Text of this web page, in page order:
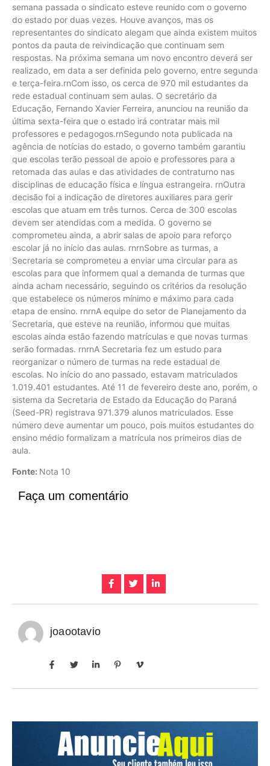
semana passada o sindicato esteve reunido com o governo
do estado por duas vezes. Houve avanços, mas os
representantes do sindicato alegam que ainda existem muitos
pontos da pauta de reivindicação que continuam sem
respostas. Na próxima semana um novo encontro deverá ser
realizado, em data a ser definida pelo governo, entre segunda
e terça-feira.rnCom isso, os cerca de 970 mil estudantes da
rede estadual continuam sem aulas. O secretário da
Educação, Fernando Xavier Ferreira, anunciou na reunião da
última sexta-feira que o estado irá contratar mais mil
professores e pedagogos.rnSegundo nota publicada na
agência de notícias do estado, o governo também garantiu
que escolas terão pessoal de apoio e professores para a
retomada das aulas e das atividades de contraturno nas
disciplinas de educação física e língua estrangeira. rnOutra
decisão foi a indicação de diretores auxiliares para gerir
escolas que atuam em três turnos. Cerca de 300 escolas
devem ser atendidas com a medida. O governo se
comprometeu ainda, a abrir salas de apoio para reforço
escolar já no início das aulas. rnrnSobre as turmas, a
Secretaria se comprometeu a enviar uma circular para as
escolas para que informem qual a demanda de turmas que
ainda acham necessário, seguindo os critérios da resolução
que estabelece os números mínimo e máximo para cada
etapa de ensino. rnrnA equipe do setor de Planejamento da
Secretaria, que esteve na reunião, informou que muitas
escolas ainda estão fazendo matrículas e que novas turmas
serão formadas. rnrnA Secretaria fez um estudo para
reorganizar o número de turmas na rede estadual de
escolas. No início do ano passado, estavam matriculados
1.019.401 estudantes. Até 11 de fevereiro deste ano, porém, o
sistema da Secretaria de Estado da Educação do Paraná
(Seed-PR) registrava 971.379 alunos matriculados. Esse
número deve aumentar um pouco, pois muitos estudantes do
ensino médio formalizam a matrícula nos primeiros dias de
aula.
Fonte: Nota 10
Faça um comentário
joaootavio